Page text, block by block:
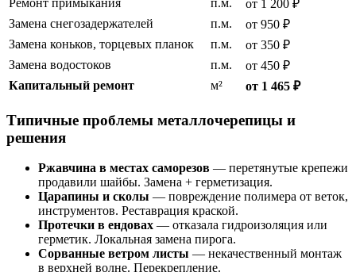
Ремонт примыкания п.м.
от 1 200 ₽
Замена снегозадержателей
п.м.
от 950 ₽
Замена коньков, торцевых планок
п.м.
от 350 ₽
Замена водостоков
п.м.
от 450 ₽
Капитальный ремонт
м² от 1 465 ₽
Типичные проблемы металлочерепицы и
решения
Ржавчина в местах саморезов — перетянутые крепежи
продавили шайбы. Замена + герметизация.
Царапины и сколы — повреждение полимера от веток,
инструментов. Реставрация краской.
Протечки в ендовах — отказала гидроизоляция или
герметик. Локальная замена пирога.
Сорванные ветром листы — некачественный монтаж
в верхней волне. Перекрепление.